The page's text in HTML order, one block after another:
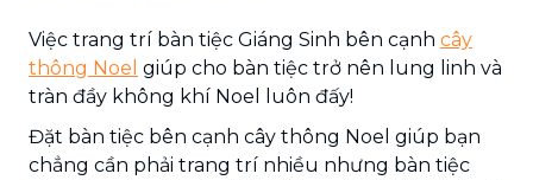
Việc trang trí bàn tiệc Giáng Sinh bên cạnh cây
thông Noel giúp cho bàn tiệc trở nên lung linh và
tràn đầy không khí Noel luôn đấy!
Đặt bàn tiệc bên cạnh cây thông Noel giúp bạn
chẳng cần phải trang trí nhiều nhưng bàn tiệc